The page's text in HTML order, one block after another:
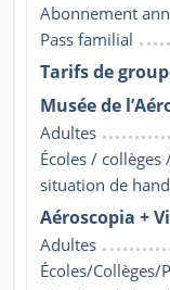
Abonnement
Pass familial
Tarifs de
Musée de
Adultes
Écoles / collèges
situation de
Aéroscopia +
Adultes
Écoles/Collèges/